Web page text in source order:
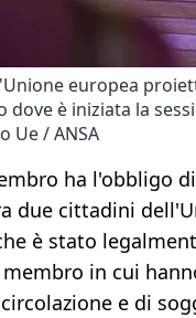
europea
dove è iniziata la
Ue / ANSA
ha l'obbligo
due cittadini
è stato
in cui
e di